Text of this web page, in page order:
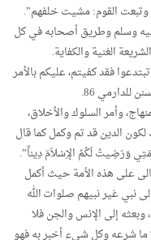
القوم: مشيت خلفهم”.
وسلم وطريق أصحابه في كل
الغنية والكفاية.
فقد كفيتم، عليكم بالأمر
وأمر السلوك والأخلاق،
لكون الدين قد تم وكمل كما قال
وَرَضِيتُ لَكُمُ الإِسْلاَمَ دِيناً”.
على هذه الأمة حيث أكمل
نبي غير نبيهم صلوات الله
وبعثه إلى الإنس والجن فلا
ما شرعه وكل شيء أخبر به فهو